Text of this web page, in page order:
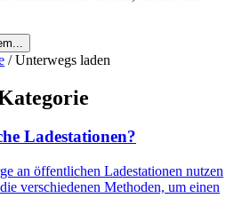
/ Unterwegs laden
Ladestationen?
an öffentlichen Ladestationen nutzen
verschiedenen Methoden, um einen